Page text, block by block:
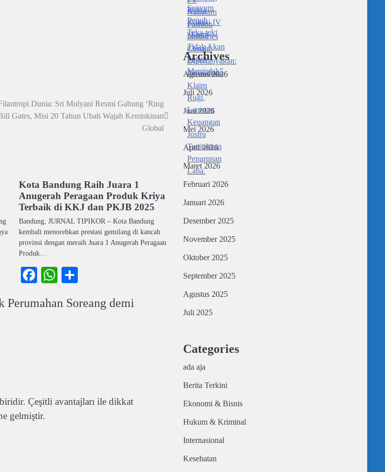
Dunia: Sri Mulyani Resmi Gabung ‘Ring
Gates, Misi 20 Tahun Ubah Wajah Kemiskinan
Global
Kota Bandung Raih Juara 1
Anugerah Peragaan Produk Kriya
Terbaik di KKJ dan PKJB 2025
Bandung, JURNAL TIPIKOR – Kota Bandung
kembali menorehkan prestasi gemilang di kancah
provinsi dengan meraih Juara 1 Anugerah Peragaan
Produk…
Facebook
WhatsApp
Perumahan Soreang demi
Çeşitli avantajları ile dikkat
gelmiştir.
Archives
Agustus 2026
Juli 2026
Juni 2026
Mei 2026
April 2026
Maret 2026
Februari 2026
Januari 2026
Desember 2025
November 2025
Oktober 2025
September 2025
Agustus 2025
Juli 2025
Categories
ada aja
Berita Terkini
Ekonomi & Bisnis
Hukum & Kriminal
Internasional
Kesehatan